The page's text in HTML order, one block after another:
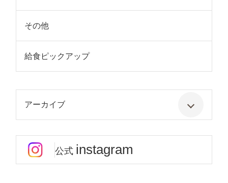
その他
給食ピックアップ
アーカイブ
公式 instagram